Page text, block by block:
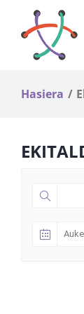
content
Hasiera